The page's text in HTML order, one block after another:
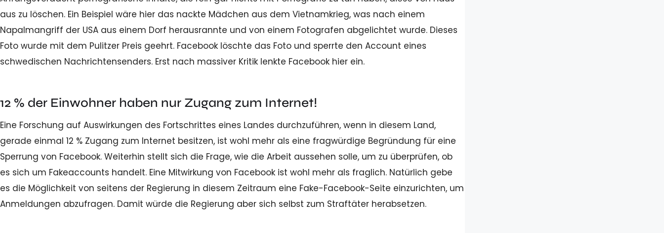
aus zu löschen. Ein Beispiel wäre hier das nackte Mädchen aus dem Vietnamkrieg, was nach einem
Napalmangriff der USA aus einem Dorf herausrannte und von einem Fotografen abgelichtet wurde. Dieses
Foto wurde mit dem Pulitzer Preis geehrt. Facebook löschte das Foto und sperrte den Account eines
schwedischen Nachrichtensenders. Erst nach massiver Kritik lenkte Facebook hier ein.
12 % der Einwohner haben nur Zugang zum Internet!
Eine Forschung auf Auswirkungen des Fortschrittes eines Landes durchzuführen, wenn in diesem Land,
gerade einmal 12 % Zugang zum Internet besitzen, ist wohl mehr als eine fragwürdige Begründung für eine
Sperrung von Facebook. Weiterhin stellt sich die Frage, wie die Arbeit aussehen solle, um zu überprüfen, ob
es sich um Fakeaccounts handelt. Eine Mitwirkung von Facebook ist wohl mehr als fraglich. Natürlich gebe
es die Möglichkeit von seitens der Regierung in diesem Zeitraum eine Fake-Facebook-Seite einzurichten, um
Anmeldungen abzufragen. Damit würde die Regierung aber sich selbst zum Straftäter herabsetzen.